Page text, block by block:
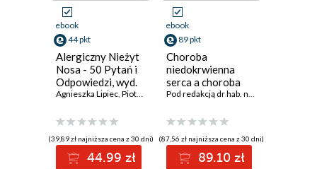
ebook
44 pkt
Alergiczny Nieżyt
Nosa - 50 Pytań i
Odpowiedzi, wyd.
3
Agnieszka Lipiec, Piotr Rapiejko
(39,89 zł najniższa cena z 30 dni)
44.99 zł
ebook
89 pkt
Choroba
niedokrwienna
serca a choroba
nowotworowa
Pod redakcją dr hab. n med. Grzegorza Piotrowskiego
(87,56 zł najniższa cena z 30 dni)
89.10 zł